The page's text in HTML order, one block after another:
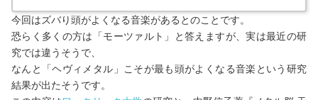
今回はズバり頭がよくなる音楽があるとのことです。
恐らく多くの方は「モーツァルト」と答えますが、実は最近の研
究では違うそうで、
なんと「ヘヴィメタル」こそが最も頭がよくなる音楽という研究
結果が出たそうです。